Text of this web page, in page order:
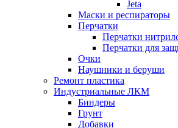
Jeta
Маски и респираторы
Перчатки
Перчатки
Перчатки для
Очки
Наушники и беруши
Ремонт пластика
Индустриальные ЛКМ
Биндеры
Грунт
Добавки